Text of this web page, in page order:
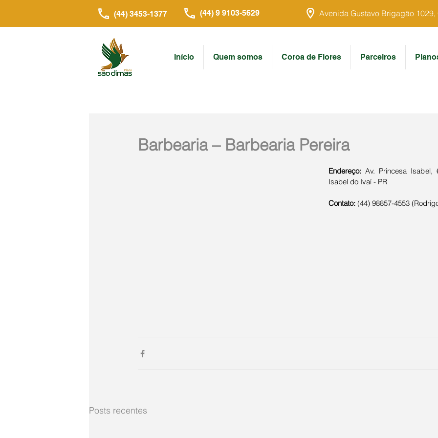
(44) 3453-1377 (44) 9 9103-5629 Avenida Gustavo Brigagão 1029,
Início Quem somos Coroa de Flores Parceiros
Barbearia – Barbearia Pereira
Endereço: Av. Princesa Isabel,
Isabel do Ivaí - PR
Contato: (44) 98857-4553
Posts recentes